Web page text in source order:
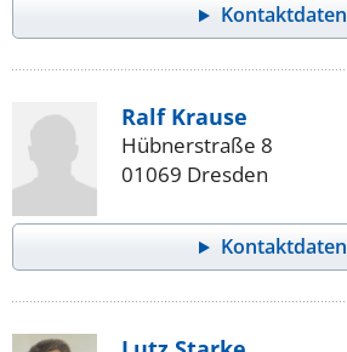
Kontaktdaten
Ralf Krause
Hübnerstraße 8
01069 Dresden
Kontaktdaten